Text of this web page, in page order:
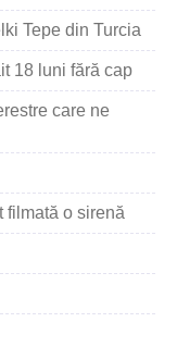
Tepe din Turcia
18 luni fără cap
care ne
filmată o sirenă